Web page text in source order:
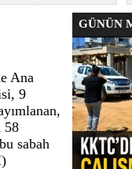
Ana
9
58
sabah
GÜNÜN